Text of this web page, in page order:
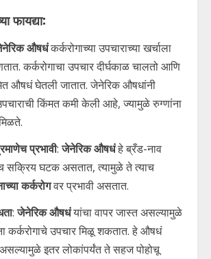
फायद्या:
औषधंकर्करोगाच्या उपचाराच्या खर्चाला
कर्करोगाचा उपचार दीर्घकाळ चालतो आणि
औषधं घेतली जातात. जेनेरिक औषधांनी
किंमत कमी केली आहे, ज्यामुळे रुग्णांना
प्रभावी:जेनेरिक औषधंहे ब्रँड-नाव
सक्रिय घटक असतात, त्यामुळे ते त्याच
कर्करोगवर प्रभावी असतात.
:जेनेरिक औषधंयांचा वापर जास्त असल्यामुळे
कर्करोगाचे उपचार मिळू शकतात. हे औषधं
इतर लोकांपर्यंत ते सहज पोहोचू